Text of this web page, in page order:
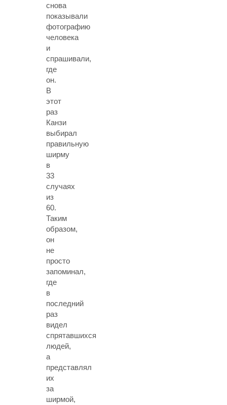
снова
показывали
фотографию
человека
и
спрашивали,
где
он.
В
этот
раз
Канзи
выбирал
правильную
ширму
в
33
случаях
из
60.
Таким
образом,
он
не
просто
запоминал,
где
в
последний
раз
видел
спрятавшихся
людей,
а
представлял
их
за
ширмой,